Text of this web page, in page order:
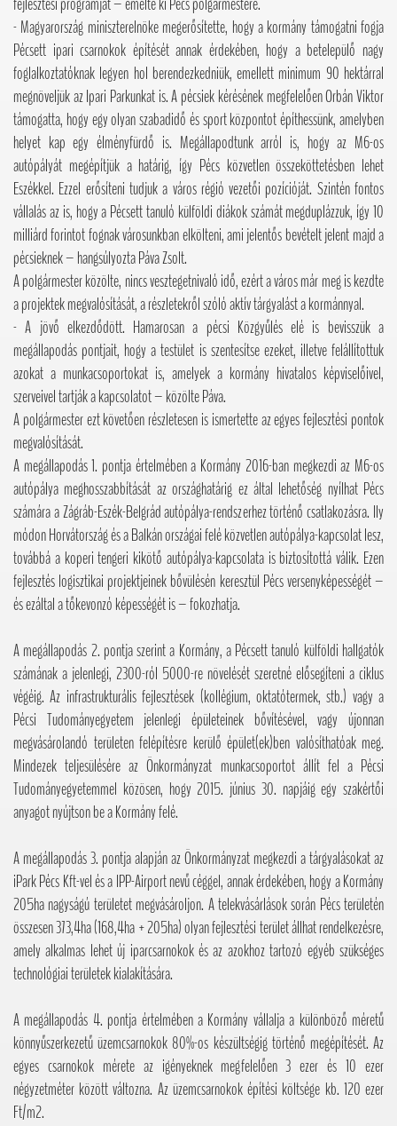
fejlesztési programját – emelte ki Pécs polgármestere.
- Magyarország miniszterelnöke megerősítette, hogy a kormány támogatni fogja
Pécsett ipari csarnokok építését annak érdekében, hogy a betelepülő nagy
foglalkoztatóknak legyen hol berendezkedniük, emellett minimum 90 hektárral
megnöveljük az Ipari Parkunkat is. A pécsiek kérésének megfelelően Orbán Viktor
támogatta, hogy egy olyan szabadidő és sport központot építhessünk, amelyben
helyet kap egy élményfürdő is. Megállapodtunk arról is, hogy az M6-os
autópályát megépítjük a határig, így Pécs közvetlen összeköttetésben lehet
Eszékkel. Ezzel erősíteni tudjuk a város régió vezetői pozícióját. Szintén fontos
vállalás az is, hogy a Pécsett tanuló külföldi diákok számát megduplázzuk, így 10
milliárd forintot fognak városunkban elkölteni, ami jelentős bevételt jelent majd a
pécsieknek – hangsúlyozta Páva Zsolt.
A polgármester közölte, nincs vesztegetnivaló idő, ezért a város már meg is kezdte
a projektek megvalósítását, a részletekről szóló aktív tárgyalást a kormánnyal.
- A jövő elkezdődött. Hamarosan a pécsi Közgyűlés elé is bevisszük a
megállapodás pontjait, hogy a testület is szentesítse ezeket, illetve felállítottuk
azokat a munkacsoportokat is, amelyek a kormány hivatalos képviselőivel,
szerveivel tartják a kapcsolatot – közölte Páva.
A polgármester ezt követően részletesen is ismertette az egyes fejlesztési pontok
megvalósítását.
A megállapodás 1. pontja értelmében a Kormány 2016-ban megkezdi az M6-os
autópálya meghosszabbítását az országhatárig ez által lehetőség nyílhat Pécs
számára a Zágráb-Eszék-Belgrád autópálya-rendszerhez történő csatlakozásra. Ily
módon Horvátország és a Balkán országai felé közvetlen autópálya-kapcsolat lesz,
továbbá a koperi tengeri kikötő autópálya-kapcsolata is biztosítottá válik. Ezen
fejlesztés logisztikai projektjeinek bővülésén keresztül Pécs versenyképességét –
és ezáltal a tőkevonzó képességét is – fokozhatja.
A megállapodás 2. pontja szerint a Kormány, a Pécsett tanuló külföldi hallgatók
számának a jelenlegi, 2300-ról 5000-re növelését szeretné elősegíteni a ciklus
végéig. Az infrastrukturális fejlesztések (kollégium, oktatótermek, stb.) vagy a
Pécsi Tudományegyetem jelenlegi épületeinek bővítésével, vagy újonnan
megvásárolandó területen felépítésre kerülő épület(ek)ben valósíthatóak meg.
Mindezek teljesülésére az Önkormányzat munkacsoportot állít fel a Pécsi
Tudományegyetemmel közösen, hogy 2015. június 30. napjáig egy szakértői
anyagot nyújtson be a Kormány felé.
A megállapodás 3. pontja alapján az Önkormányzat megkezdi a tárgyalásokat az
iPark Pécs Kft-vel és a IPP-Airport nevű céggel, annak érdekében, hogy a Kormány
205ha nagyságú területet megvásároljon. A telekvásárlások során Pécs területén
összesen 373,4ha (168,4ha + 205ha) olyan fejlesztési terület állhat rendelkezésre,
amely alkalmas lehet új iparcsarnokok és az azokhoz tartozó egyéb szükséges
technológiai területek kialakítására.
A megállapodás 4. pontja értelmében a Kormány vállalja a különböző méretű
könnyűszerkezetű üzemcsarnokok 80%-os készültségig történő megépítését. Az
egyes csarnokok mérete az igényeknek megfelelően 3 ezer és 10 ezer
négyzetméter között változna. Az üzemcsarnokok építési költsége kb. 120 ezer
Ft/m2.